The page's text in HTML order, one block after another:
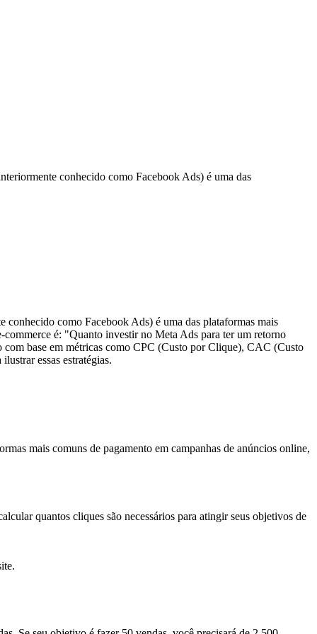
conhecido como Facebook Ads) é uma das
conhecido como Facebook Ads) é uma das plataformas mais
commerce é: "Quanto investir no Meta Ads para ter um retorno
base em métricas como CPC (Custo por Clique), CAC (Custo
essas estratégias.
mais comuns de pagamento em campanhas de anúncios online,
quantos cliques são necessários para atingir seus objetivos de